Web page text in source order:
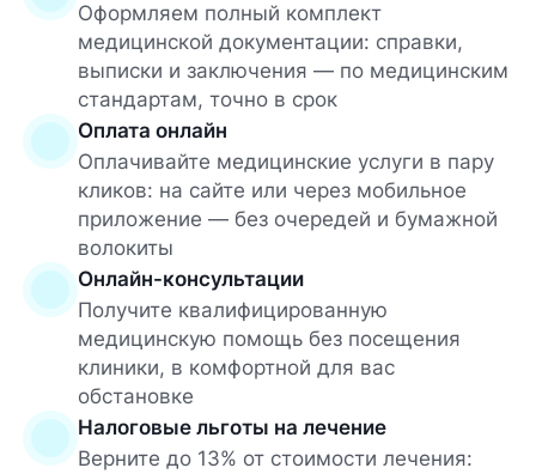
Оформляем полный комплект
медицинской документации: справки,
выписки и заключения — по медицинским
стандартам, точно в срок
Оплата онлайн
Оплачивайте медицинские услуги в пару
кликов: на сайте или через мобильное
приложение — без очередей и бумажной
волокиты
Онлайн-консультации
Получите квалифицированную
медицинскую помощь без посещения
клиники, в комфортной для вас
обстановке
Налоговые льготы на лечение
Верните до 13% от стоимости лечения: